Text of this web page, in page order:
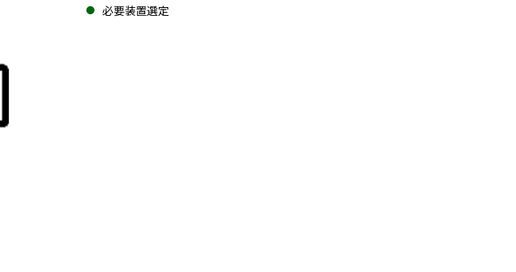
必要装置選定